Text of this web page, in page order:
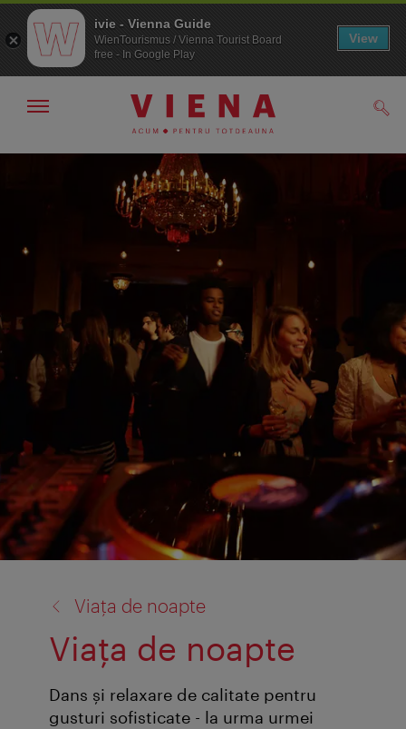
Către
Către
Arată/ascunde
Viaţa de noapte
Viaţa de noapte
Dans şi relaxare de calitate pentru
gusturi sofisticate - la urma urmei
ivie - Vienna Guide
WienTourismus / Vienna Tourist Board
free - In Google Play
View